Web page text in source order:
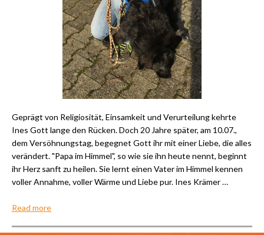
Geprägt von Religiosität, Einsamkeit und Verurteilung kehrte
Ines Gott lange den Rücken. Doch 20 Jahre später, am 10.07.,
dem Versöhnungstag, begegnet Gott ihr mit einer Liebe, die alles
verändert. "Papa im Himmel", so wie sie ihn heute nennt, beginnt
ihr Herz sanft zu heilen. Sie lernt einen Vater im Himmel kennen
voller Annahme, voller Wärme und Liebe pur. Ines Krämer …
Read more